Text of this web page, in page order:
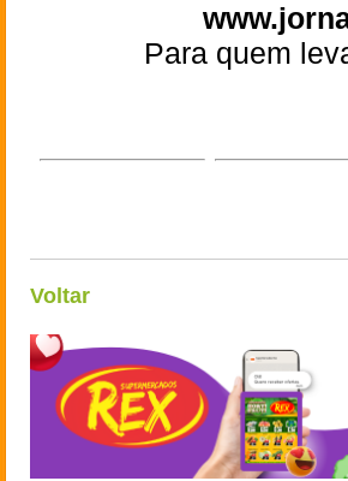
Para quem
Voltar